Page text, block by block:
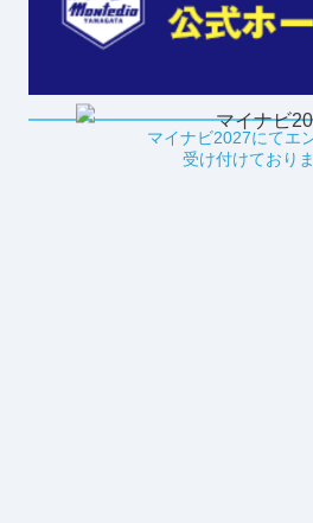
マイナビ2027にてエ
受け付けておりま